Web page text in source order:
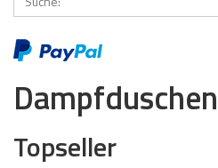
Topseller